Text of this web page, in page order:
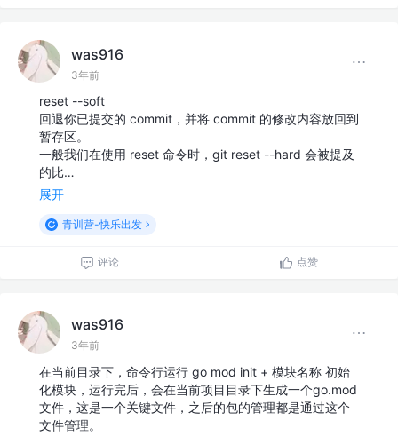
was916
3年前
reset --soft
回退你已提交的 commit，并将 commit 的修改内容放回到
暂存区。
一般我们在使用 reset 命令时，git reset --hard 会被提及
的比…
展开
青训营-快乐出发
评论 点赞
was916
3年前
在当前目录下，命令行运行 go mod init + 模块名称 初始
化模块，运行完后，会在当前项目目录下生成一个go.mod
文件，这是一个关键文件，之后的包的管理都是通过这个
文件管理。